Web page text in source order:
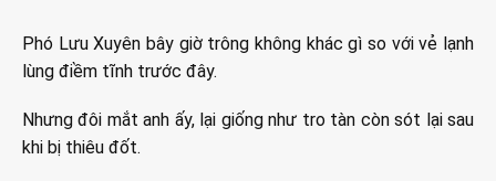
Phó Lưu Xuyên bây giờ trông không khác gì so với vẻ lạnh
lùng điềm tĩnh trước đây.
Nhưng đôi mắt anh ấy, lại giống như tro tàn còn sót lại sau
khi bị thiêu đốt.